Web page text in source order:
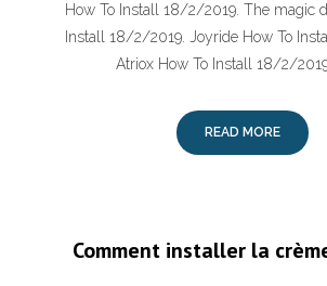
How To Install 18/2/2019. The magic
Install 18/2/2019. Joyride How To
Atriox How To Install 18/2/
READ MORE
Comment installer la